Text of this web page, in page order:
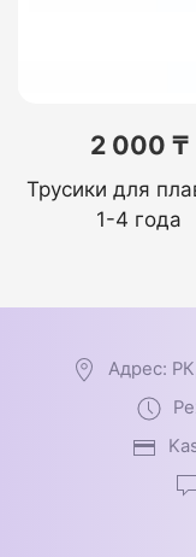
2 000 ₸
Трусики для
1-4 года
Адрес: